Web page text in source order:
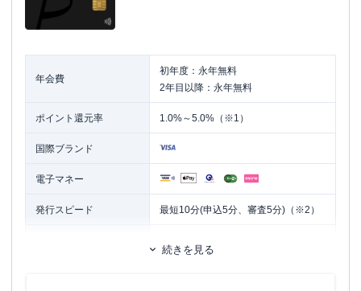
年会費
初年度：永年無料
2年目以降：永年無料
ポイント還元率 1.0%～5.0%（※1）
国際ブランド
電子マネー
発行スピード 最短10分(申込5分、審査5分)（※2）
家族カード
続きを見る